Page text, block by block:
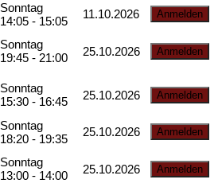
Sonntag
14:05 - 15:05
11.10.2026
Sonntag
19:45 - 21:00
25.10.2026
Sonntag
15:30 - 16:45
25.10.2026
Sonntag
18:20 - 19:35
25.10.2026
Sonntag
13:00 - 14:00
25.10.2026